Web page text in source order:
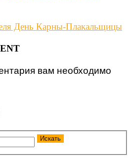
День Карны-Плакальщицы
вам необходимо